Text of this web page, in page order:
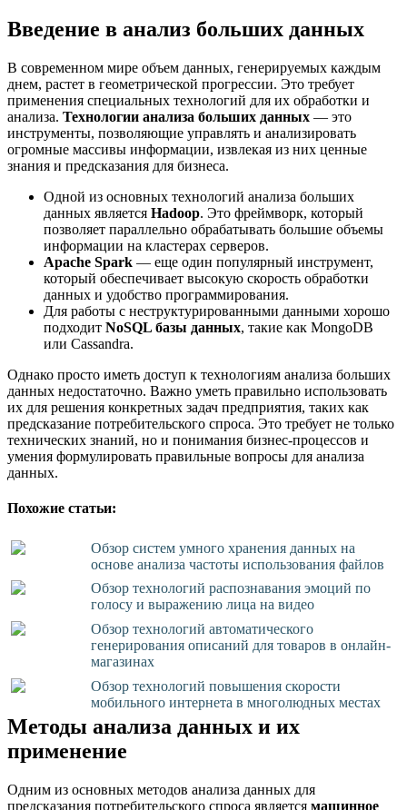
Введение в анализ больших данных
В современном мире объем данных, генерируемых каждым
днем, растет в геометрической прогрессии. Это требует
применения специальных технологий для их обработки и
анализа. Технологии анализа больших данных — это
инструменты, позволяющие управлять и анализировать
огромные массивы информации, извлекая из них ценные
знания и предсказания для бизнеса.
Одной из основных технологий анализа больших
данных является Hadoop. Это фреймворк, который
позволяет параллельно обрабатывать большие объемы
информации на кластерах серверов.
Apache Spark — еще один популярный инструмент,
который обеспечивает высокую скорость обработки
данных и удобство программирования.
Для работы с неструктурированными данными хорошо
подходит NoSQL базы данных, такие как MongoDB
или Cassandra.
Однако просто иметь доступ к технологиям анализа больших
данных недостаточно. Важно уметь правильно использовать
их для решения конкретных задач предприятия, таких как
предсказание потребительского спроса. Это требует не только
технических знаний, но и понимания бизнес-процессов и
умения формулировать правильные вопросы для анализа
данных.
Похожие статьи:
Обзор систем умного хранения данных на
основе анализа частоты использования файлов
Обзор технологий распознавания эмоций по
голосу и выражению лица на видео
Обзор технологий автоматического
генерирования описаний для товаров в онлайн-
магазинах
Обзор технологий повышения скорости
мобильного интернета в многолюдных местах
Методы анализа данных и их
применение
Одним из основных методов анализа данных для
предсказания потребительского спроса является машинное